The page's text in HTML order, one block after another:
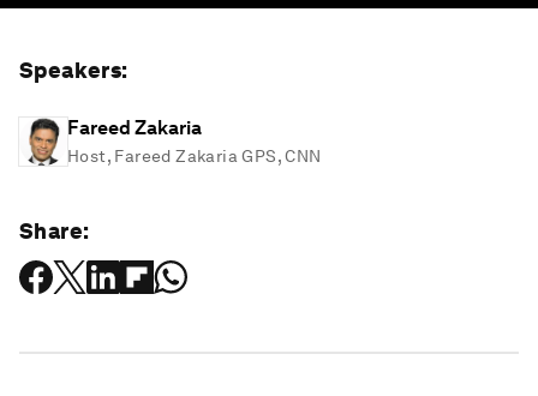
Speakers:
Fareed Zakaria
Host, Fareed Zakaria GPS, CNN
Share: